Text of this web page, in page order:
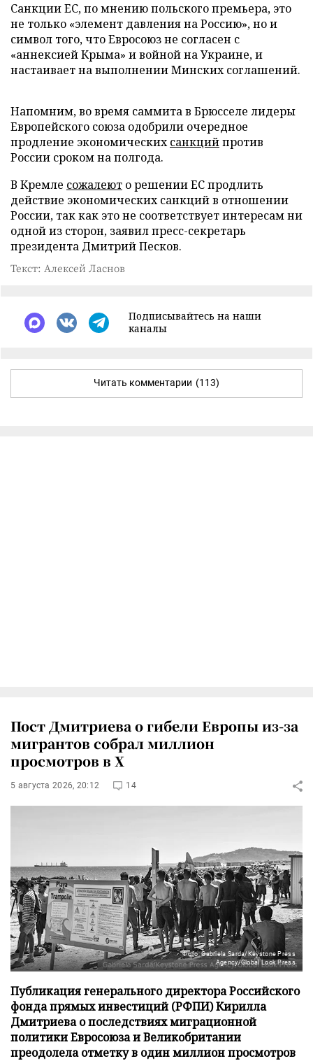
Санкции ЕС, по мнению польского премьера, это
не только «элемент давления на Россию», но и
символ того, что Евросоюз не согласен с
«аннексией Крыма» и войной на Украине, и
настаивает на выполнении Минских соглашений.
Напомним, во время саммита в Брюсселе лидеры
Европейского союза одобрили очередное
продление экономическихсанкцийпротив
России сроком на полгода.
В Кремле сожалеют о решении ЕС продлить
действие экономических санкций в отношении
России, так как это не соответствует интересам ни
одной из сторон, заявил пресс-секретарь
президента Дмитрий Песков.
Текст: Алексей Ласнов
Подписывайтесь на наши
каналы
Читать комментарии (113)
Пост Дмитриева о гибели Европы из-за
мигрантов собрал миллион
просмотров в X
5 августа 2026, 20:12 14
Фото: Gabriela Sarda/Keystone Press
Agency/Global Look Press
Публикация генерального директора Российского
фонда прямых инвестиций (РФПИ) Кирилла
Дмитриева о последствиях миграционной
политики Евросоюза и Великобритании
преодолела отметку в один миллион просмотров